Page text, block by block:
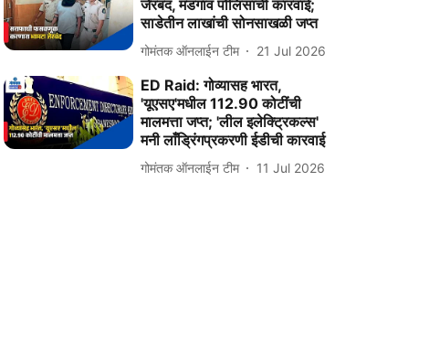
जेरबंद, मडगाव पोलिसांची कारवाई;
साडेतीन लाखांची सोनसाखळी जप्त
गोमंतक ऑनलाईन टीम 21 Jul 2026
ED Raid: गोव्यासह भारत,
'यूएसए'मधील 112.90 कोटींची
मालमत्ता जप्त; 'लील इलेक्ट्रिकल्स'
मनी लाँड्रिंगप्रकरणी ईडीची कारवाई
गोमंतक ऑनलाईन टीम 11 Jul 2026